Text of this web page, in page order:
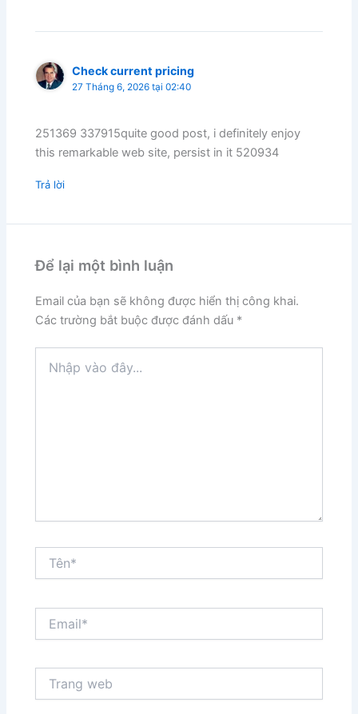
Check current pricing
27 Tháng 6, 2026 tại 02:40
251369 337915quite good post, i definitely enjoy
this remarkable web site, persist in it 520934
Trả lời
Để lại một bình luận
Email của bạn sẽ không được hiển thị công khai.
Các trường bắt buộc được đánh dấu *
vào
web